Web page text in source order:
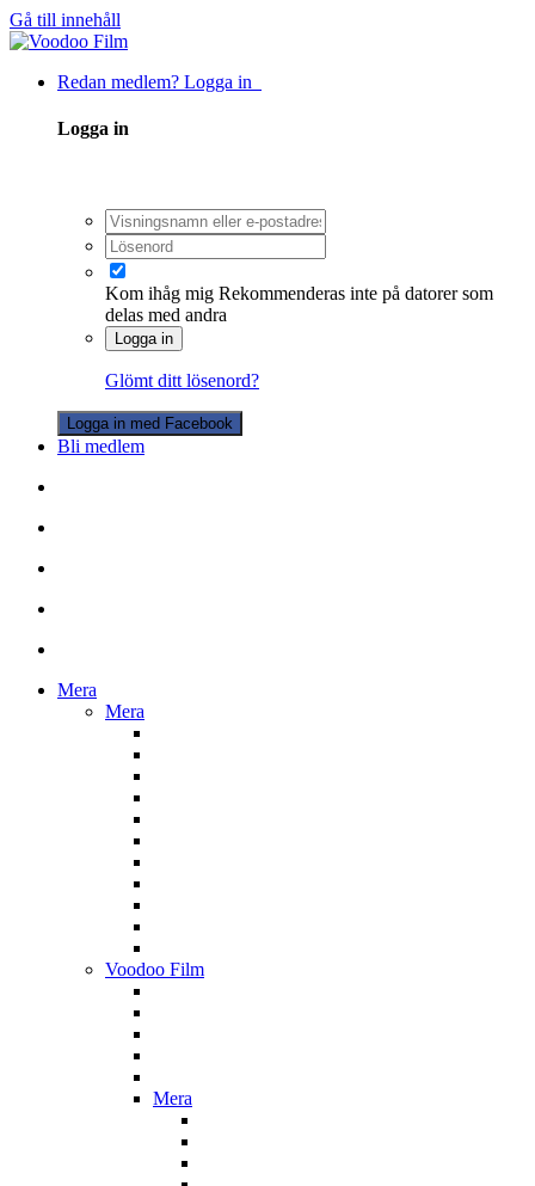
Gå till innehåll
Redan medlem? Logga in
Logga in
Kom ihåg mig Rekommenderas inte på datorer som
delas med andra
Logga in
Glömt ditt lösenord?
Logga in med Facebook
Bli medlem
Mera
Mera
Voodoo Film
Mera